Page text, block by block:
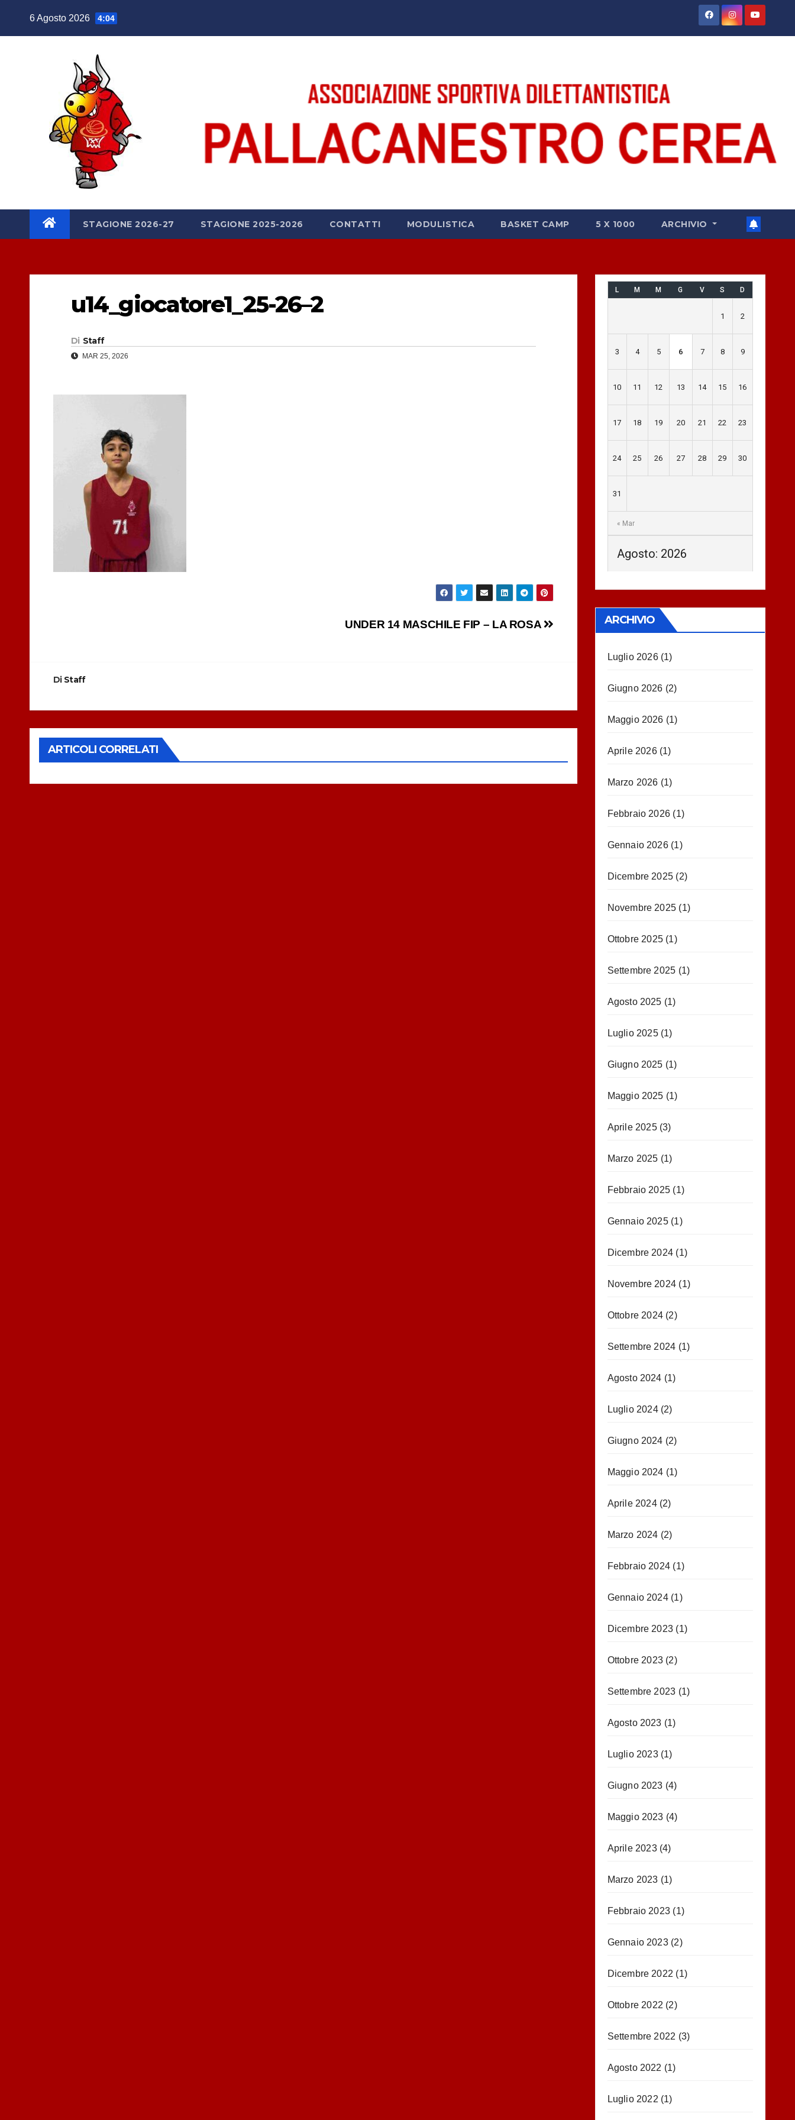
6 Agosto 2026 4:04
STAGIONE 2026-27 STAGIONE 2025-2026 CONTATTI MODULISTICA BASKET CAMP 5 X 1000 ARCHIVIO
u14_giocatore1_25-26–2
Di Staff
MAR 25, 2026
UNDER 14 MASCHILE FIP – LA ROSA
Di Staff
ARTICOLI CORRELATI
Agosto: 2026
L M M G V S D
« Mar
1 2
3 4 5 6 7 8 9
10 11 12 13 14 15 16
17 18 19 20 21 22 23
24 25 26 27 28 29 30
31
ARCHIVIO
Luglio 2026(1)
Giugno 2026 (2)
Maggio 2026 (1)
Aprile 2026(1)
Marzo 2026 (1)
Febbraio 2026 (1)
Gennaio 2026(1)
Dicembre 2025 (2)
Novembre 2025 (1)
Ottobre 2025(1)
Settembre 2025 (1)
Agosto 2025 (1)
Luglio 2025(1)
Giugno 2025 (1)
Maggio 2025 (1)
Aprile 2025(3)
Marzo 2025 (1)
Febbraio 2025 (1)
Gennaio 2025(1)
Dicembre 2024 (1)
Novembre 2024 (1)
Ottobre 2024(2)
Settembre 2024 (1)
Agosto 2024 (1)
Luglio 2024(2)
Giugno 2024 (2)
Maggio 2024 (1)
Aprile 2024(2)
Marzo 2024 (2)
Febbraio 2024 (1)
Gennaio 2024(1)
Dicembre 2023 (1)
Ottobre 2023(2)
Settembre 2023 (1)
Agosto 2023 (1)
Luglio 2023(1)
Giugno 2023 (4)
Maggio 2023 (4)
Aprile 2023(4)
Marzo 2023 (1)
Febbraio 2023 (1)
Gennaio 2023(2)
Dicembre 2022 (1)
Ottobre 2022 (2)
Settembre 2022 (3)
Agosto 2022 (1)
Luglio 2022 (1)